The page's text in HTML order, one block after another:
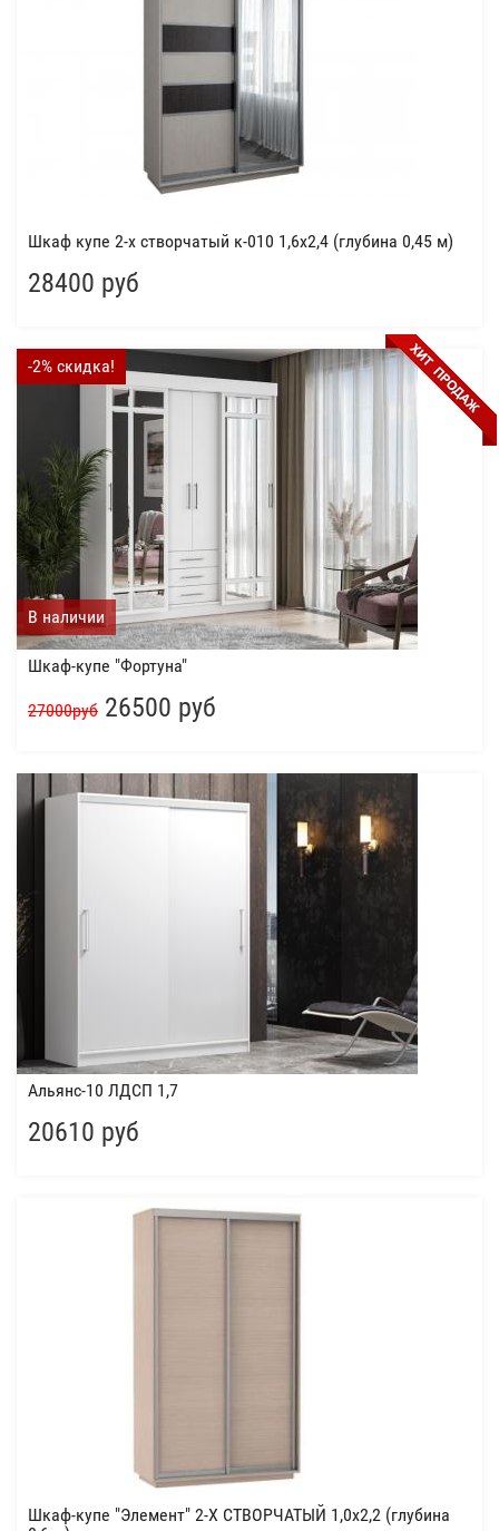
Шкаф купе 2-х створчатый к-010 1,6x2,4 (глубина 0,45 м)
28400 руб
-2% скидка!
В наличии
Шкаф-купе "Фортуна"
27000руб 26500 руб
Альянс-10 ЛДСП 1,7
20610 руб
Шкаф-купе "Элемент" 2-Х СТВОРЧАТЫЙ 1,0х2,2 (глубина